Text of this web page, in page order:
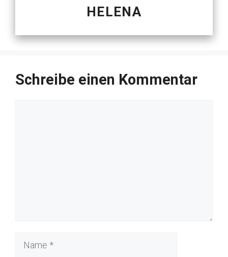
HELENA
Schreibe einen Kommentar
Name